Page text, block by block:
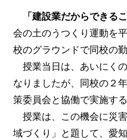
「建設業だからできるこ
会の土のうつくり運動を
校のグラウンドで同校の
授業当日は、あいにく
なりましたが、同校の２
策委員会と協働で実施す
授業は、この機会に災
域づくり」と題して、愛